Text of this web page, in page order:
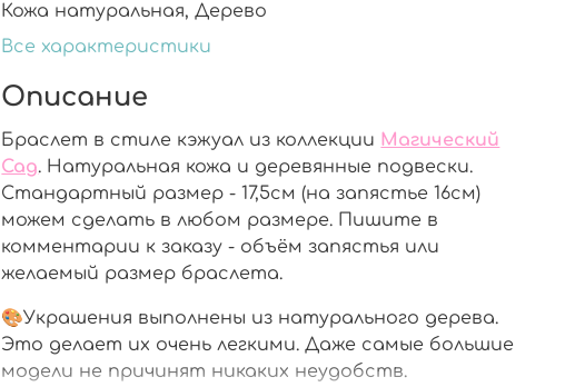
Кожа натуральная, Дерево
Все характеристики
Описание
Браслет в стиле кэжуал из коллекции Магический
Сад. Натуральная кожа и деревянные подвески.
Стандартный размер - 17,5см (на запястье 16см)
можем сделать в любом размере. Пишите в
комментарии к заказу - объём запястья или
желаемый размер браслета.
🎨Украшения выполнены из натурального дерева.
Это делает их очень легкими. Даже самые большие
модели не причинят никаких неудобств.